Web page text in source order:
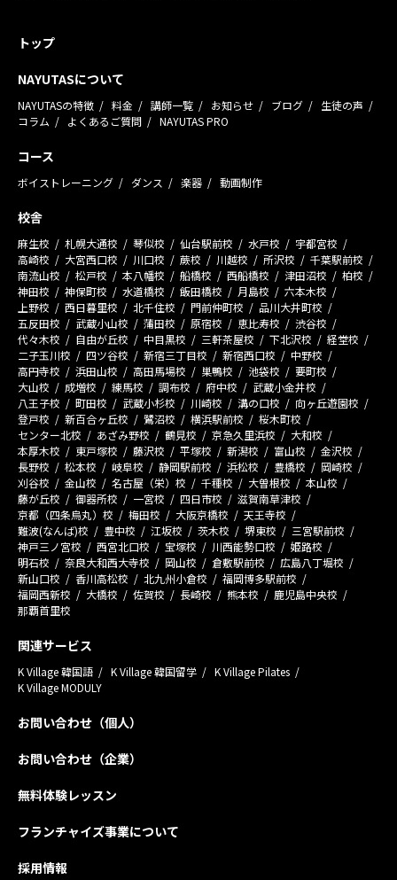
トップ
NAYUTASについて
NAYUTASの特徴 料金 講師一覧 お知らせ ブログ
生徒の声
コラム
よくあるご質問 NAYUTAS PRO
コース
ボイストレーニング ダンス 楽器 動画制作
校舎
麻生校 札幌大通校 琴似校 仙台駅前校 水戸校
宇都宮校
高崎校
大宮西口校 川口校 蕨校 川越校 所沢校
千葉駅前校
南流山校
松戸校 本八幡校 船橋校 西船橋校 津田沼校
柏校
神田校
神保町校 水道橋校 飯田橋校 月島校
六本木校
上野校
西日暮里校 北千住校 門前仲町校
品川大井町校
五反田校
武蔵小山校 蒲田校 原宿校 恵比寿校
渋谷校
代々木校
自由が丘校 中目黒校 三軒茶屋校 下北沢校
経堂校
二子玉川校
四ツ谷校 新宿三丁目校 新宿西口校
中野校
高円寺校
浜田山校 高田馬場校 巣鴨校 池袋校
要町校
大山校
成増校 練馬校 調布校 府中校
武蔵小金井校
八王子校
町田校 武蔵小杉校 川崎校 溝の口校
向ヶ丘遊園校
登戸校
新百合ヶ丘校 鷺沼校 横浜駅前校
桜木町校
センター北校
あざみ野校 鶴見校 京急久里浜校
大和校
本厚木校
東戸塚校 藤沢校 平塚校 新潟校 富山校
金沢校
長野校
松本校 岐阜校 静岡駅前校 浜松校 豊橋校
岡崎校
刈谷校
金山校 名古屋（栄）校 千種校 大曽根校
本山校
藤が丘校
御器所校 一宮校 四日市校
滋賀南草津校
京都（四条烏丸）校
梅田校 大阪京橋校
天王寺校
難波(なんば)校
豊中校 江坂校 茨木校 堺東校
三宮駅前校
神戸三ノ宮校
西宮北口校 宝塚校 川西能勢口校
姫路校
明石校
奈良大和西大寺校 岡山校 倉敷駅前校
広島八丁堀校
新山口校
香川高松校 北九州小倉校
福岡博多駅前校
福岡西新校
大橋校 佐賀校 長崎校 熊本校
鹿児島中央校
那覇首里校
関連サービス
K Village 韓国語 K Village 韓国留学
K Village Pilates
K Village MODULY
お問い合わせ（個人）
お問い合わせ（企業）
無料体験レッスン
フランチャイズ事業について
採用情報